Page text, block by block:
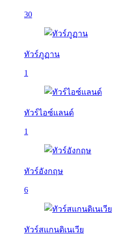
30
ทัวร์ภูฏาน
1
ทัวร์ไอซ์แลนด์
1
ทัวร์อังกฤษ
6
ทัวร์สแกนดิเนเวีย